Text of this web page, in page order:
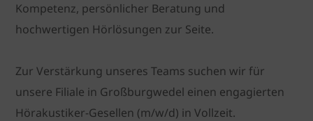
Kompetenz, persönlicher Beratung und
hochwertigen Hörlösungen zur Seite.
Zur Verstärkung unseres Teams suchen wir für
unsere Filiale in Großburgwedel einen engagierten
Hörakustiker-Gesellen (m/w/d) in Vollzeit.